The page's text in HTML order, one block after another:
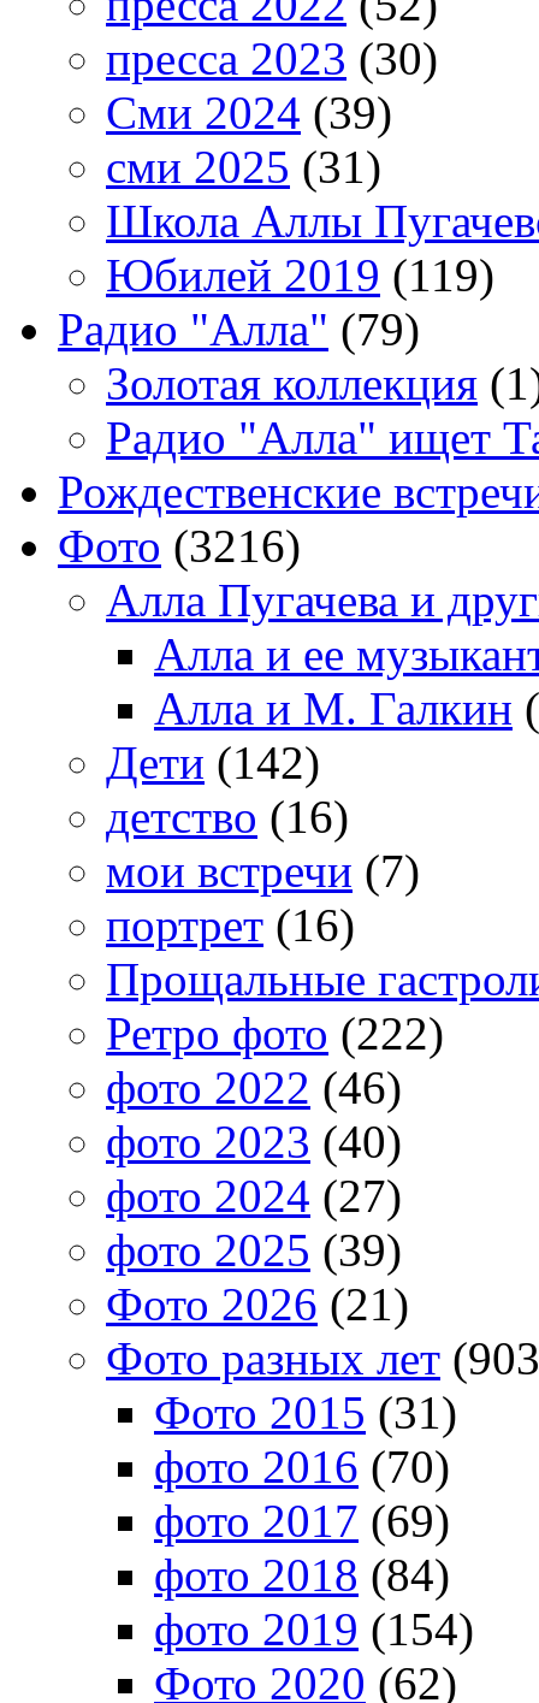
пресса 2023 (30)
Сми 2024 (39)
сми 2025 (31)
Школа Аллы
Юбилей 2019 (119)
Радио "Алла" (79)
Золотая коллекция
Радио "Алла" ищет
Рождественские
Фото (3216)
Алла Пугачева и
Алла и ее
Алла и М. Галкин
Дети (142)
детство (16)
мои встречи (7)
портрет (16)
Прощальные
Ретро фото (222)
фото 2022 (46)
фото 2023 (40)
фото 2024 (27)
фото 2025 (39)
Фото 2026 (21)
Фото разных лет
Фото 2015 (31)
фото 2016 (70)
фото 2017 (69)
фото 2018 (84)
фото 2019 (154)
Фото 2020 (62)